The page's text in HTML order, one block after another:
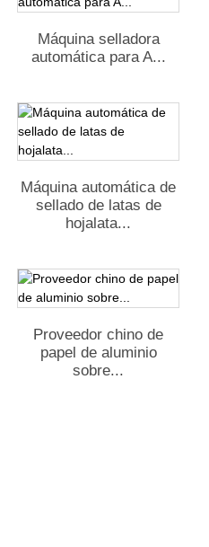
Máquina selladora
automática para A...
Máquina automática de
sellado de latas de
hojalata...
Proveedor chino de
papel de aluminio
sobre...